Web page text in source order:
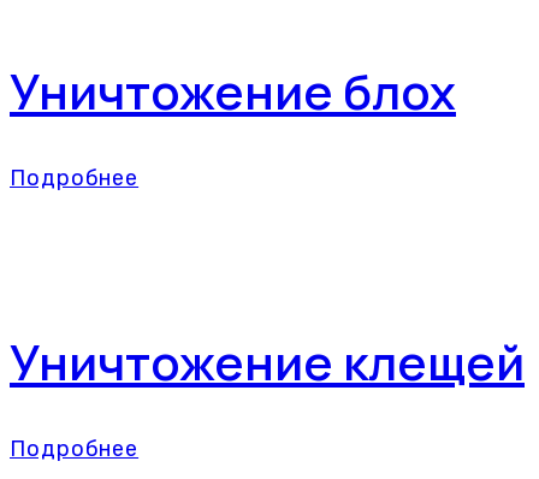
Уничтожение блох
Подробнее
Уничтожение клещей
Подробнее